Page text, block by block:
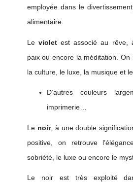
employée dans le
alimentaire.
L evioletest associé au rêve,
paix ou encore la méditation.On
la culture, le luxe, la musique et
D’autres couleurs
imprimerie…
Le noir, à une double
positive, on retrouve
sobriété, le luxe ou encore le
Le noir est très exploité